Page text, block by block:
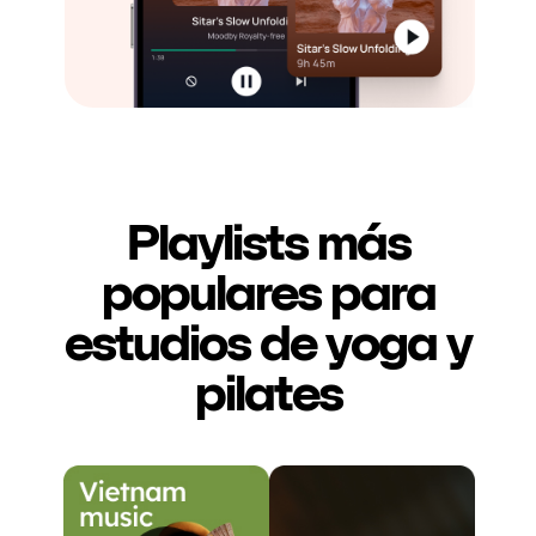
Playlists más
populares para
estudios de yoga y
pilates